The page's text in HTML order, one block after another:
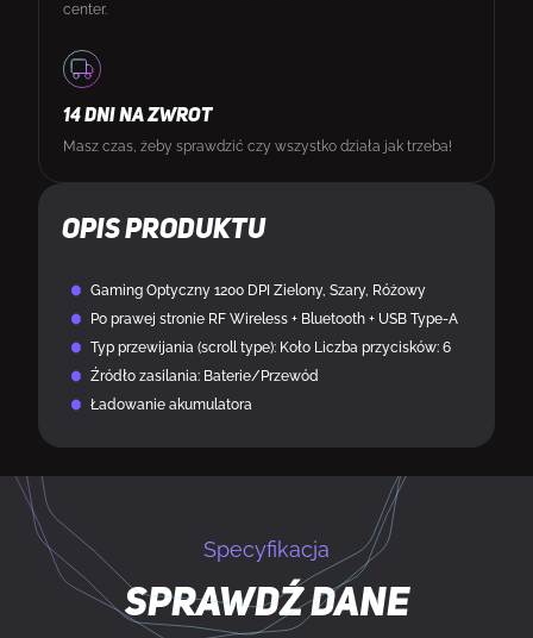
Opis produktu
Gaming Optyczny 1200 DPI Zielony, Szary, Różowy
Po prawej stronie RF Wireless + Bluetooth + USB Type-A
Typ przewijania (scroll type): Koło Liczba przycisków: 6
Źródło zasilania: Baterie/Przewód
Ładowanie akumulatora
center.
14 DNI NA ZWROT
Masz czas, żeby sprawdzić czy wszystko działa jak trzeba!
Specyfikacja
Sprawdź dane